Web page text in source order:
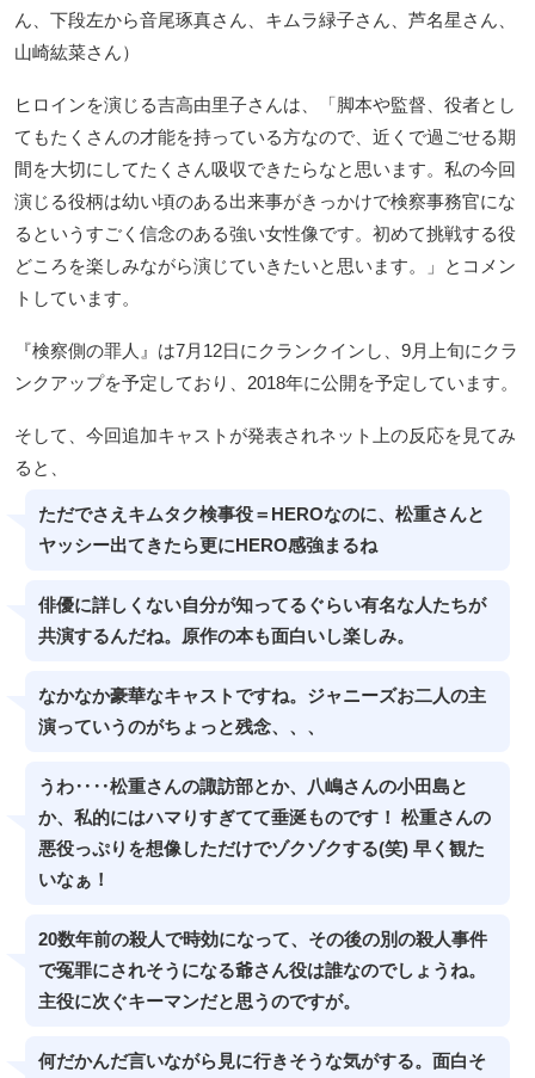
ん、下段左から音尾琢真さん、キムラ緑子さん、芦名星さん、
山崎紘菜さん）
ヒロインを演じる吉高由里子さんは、「脚本や監督、役者とし
てもたくさんの才能を持っている方なので、近くで過ごせる期
間を大切にしてたくさん吸収できたらなと思います。私の今回
演じる役柄は幼い頃のある出来事がきっかけで検察事務官にな
るというすごく信念のある強い女性像です。初めて挑戦する役
どころを楽しみながら演じていきたいと思います。」とコメン
トしています。
『検察側の罪人』は7月12日にクランクインし、9月上旬にクラ
ンクアップを予定しており、2018年に公開を予定しています。
そして、今回追加キャストが発表されネット上の反応を見てみ
ると、
ただでさえキムタク検事役＝HEROなのに、松重さんと
ヤッシー出てきたら更にHERO感強まるね
俳優に詳しくない自分が知ってるぐらい有名な人たちが
共演するんだね。原作の本も面白いし楽しみ。
なかなか豪華なキャストですね。ジャニーズお二人の主
演っていうのがちょっと残念、、、
うわ‥‥松重さんの諏訪部とか、八嶋さんの小田島と
か、私的にはハマりすぎてて垂涎ものです！ 松重さんの
悪役っぷりを想像しただけでゾクゾクする(笑) 早く観た
いなぁ！
20数年前の殺人で時効になって、その後の別の殺人事件
で冤罪にされそうになる爺さん役は誰なのでしょうね。
主役に次ぐキーマンだと思うのですが。
何だかんだ言いながら見に行きそうな気がする。面白そ